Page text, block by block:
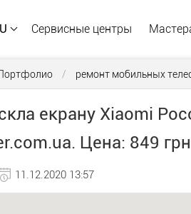
Сервисные центры
/ ремонт мобильных
екрану Xiaomi
Цена: 849
11.12.2020 13:57